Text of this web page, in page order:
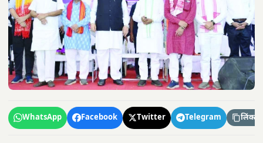
WhatsApp Facebook Twitter Telegram लिंक